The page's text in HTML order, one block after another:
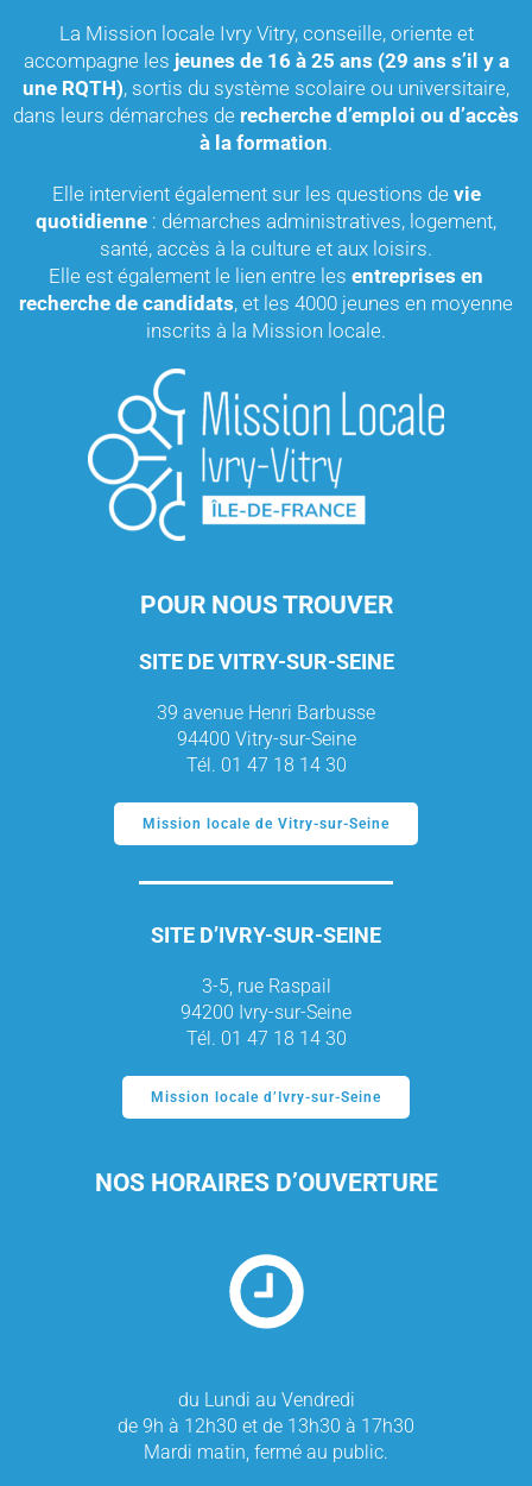
La Mission locale Ivry Vitry, conseille, oriente et
accompagne les jeunes de 16 à 25 ans (29 ans s’il y a
une RQTH), sortis du système scolaire ou universitaire,
dans leurs démarches de recherche d’emploi ou d’accès
à la formation.
Elle intervient également sur les questions de vie
quotidienne : démarches administratives, logement,
santé, accès à la culture et aux loisirs.
Elle est également le lien entre les entreprises en
recherche de candidats, et les 4000 jeunes en moyenne
inscrits à la Mission locale.
POUR NOUS TROUVER
SITE DE VITRY-SUR-SEINE
39 avenue Henri Barbusse
94400 Vitry-sur-Seine
Tél. 01 47 18 14 30
Mission locale de Vitry-sur-Seine
SITE D’IVRY-SUR-SEINE
3-5, rue Raspail
94200 Ivry-sur-Seine
Tél. 01 47 18 14 30
Mission locale d’Ivry-sur-Seine
NOS HORAIRES D’OUVERTURE
du Lundi au Vendredi
de 9h à 12h30 et de 13h30 à 17h30
Mardi matin, fermé au public.